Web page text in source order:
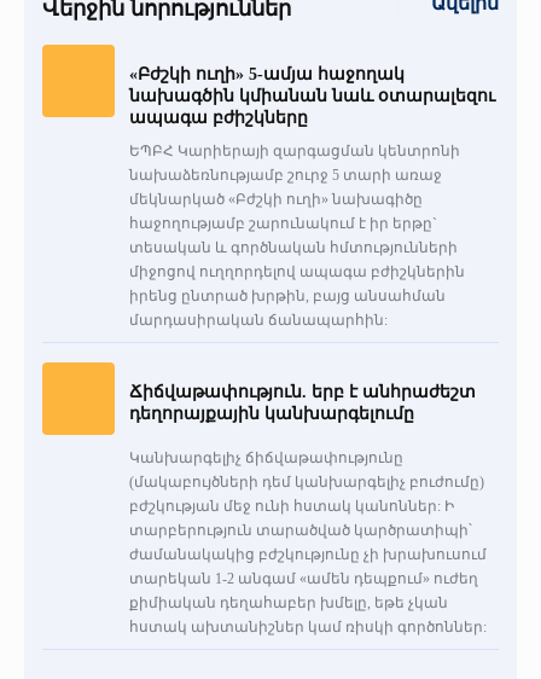
Վերջին նորություններ
«Բժշկի ուղի» 5-ամյա հաջողակ
նախագծին կմիանան նաև օտարալեզու
ապագա բժիշկները
ԵՊԲՀ Կարիերայի զարգացման կենտրոնի
նախաձեռնությամբ շուրջ 5 տարի առաջ
մեկնարկած «Բժշկի ուղի» նախագիծը
հաջողությամբ շարունակում է իր երթը`
տեսական և գործնական հմտությունների
միջոցով ուղղորդելով ապագա բժիշկներին
իրենց ընտրած խրթին, բայց անսահման
մարդասիրական ճանապարհին:
Ճիճվաթափություն. երբ է անհրաժեշտ
դեղորայքային կանխարգելումը
Կանխարգելիչ ճիճվաթափությունը
(մակաբույծների դեմ կանխարգելիչ բուժումը)
բժշկության մեջ ունի հստակ կանոններ: Ի
տարբերություն տարածված կարծրատիպի՝
ժամանակակից բժշկությունը չի խրախուսում
տարեկան 1-2 անգամ «ամեն դեպքում» ուժեղ
քիմիական դեղահաբեր խմելը, եթե չկան
հստակ ախտանիշներ կամ ռիսկի գործոններ: